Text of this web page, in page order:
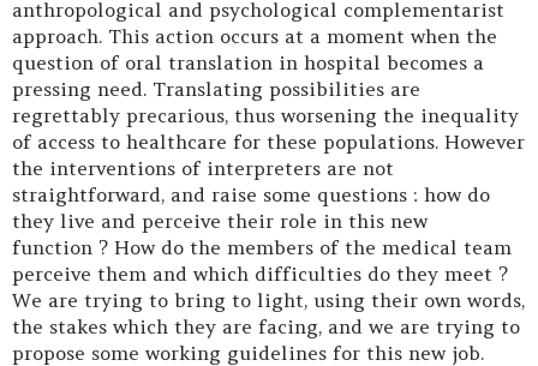
anthropological and psychological complementarist
approach. This action occurs at a moment when the
question of oral translation in hospital becomes a
pressing need. Translating possibilities are
regrettably precarious, thus worsening the inequality
of access to healthcare for these populations. However
the interventions of interpreters are not
straightforward, and raise some questions : how do
they live and perceive their role in this new
function ? How do the members of the medical team
perceive them and which difficulties do they meet ?
We are trying to bring to light, using their own words,
the stakes which they are facing, and we are trying to
propose some working guidelines for this new job.